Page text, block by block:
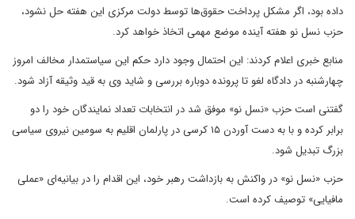
داده بود، اگر مشکل پرداخت حقوق‌ها توسط دولت مرکزی این هفته حل نشود،
حزب نسل نو هفته آینده موضع مهمی اتخاذ خواهد کرد.
منابع خبری اعلام کردند: این احتمال وجود دارد حکم این سیاستمدار مخالف امروز
چهارشنبه در دادگاه لغو تا پرونده دوباره بررسی و شاید وی به قید وثیقه آزاد شود.
گفتنی است حزب «نسل نو» موفق شد در انتخابات تعداد نمایندگان خود را دو
برابر کرده و با به دست آوردن ۱۵ کرسی در پارلمان اقلیم به سومین نیروی سیاسی
بزرگ تبدیل شود.
حزب «نسل نو» در واکنش به بازداشت رهبر خود، این اقدام را در بیانیه‌ای «عملی
مافیایی» توصیف کرده است.